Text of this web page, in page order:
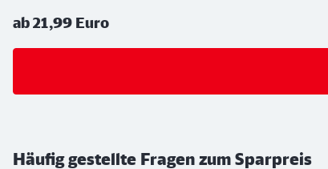
ab 21,99 Euro
Häufig gestellte Fragen zum Sparpreis